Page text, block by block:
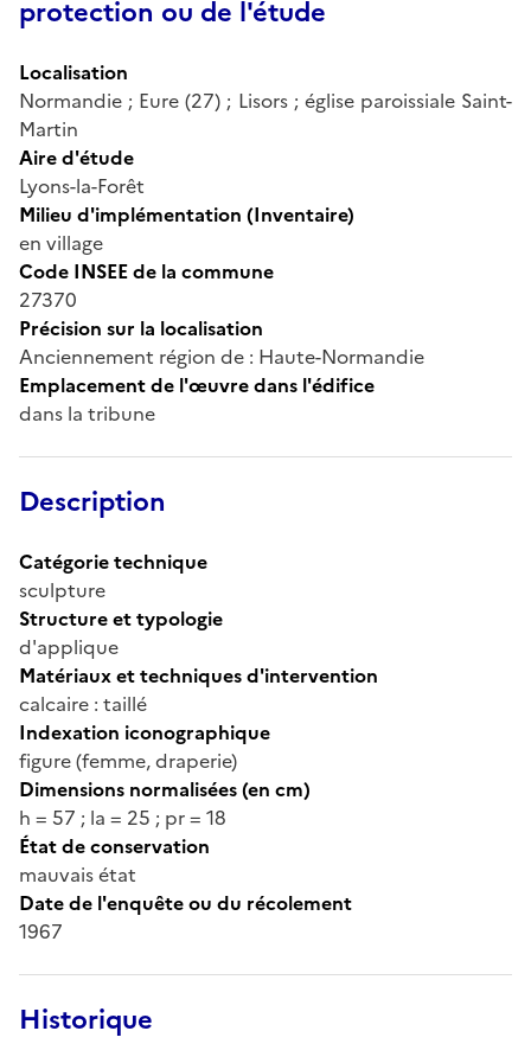
protection ou de l'étude
Localisation
Normandie ; Eure (27) ; Lisors ; église paroissiale Saint-
Martin
Aire d'étude
Lyons-la-Forêt
Milieu d'implémentation (Inventaire)
en village
Code INSEE de la commune
27370
Précision sur la localisation
Anciennement région de : Haute-Normandie
Emplacement de l'œuvre dans l'édifice
dans la tribune
Description
Catégorie technique
sculpture
Structure et typologie
d'applique
Matériaux et techniques d'intervention
calcaire : taillé
Indexation iconographique
figure (femme, draperie)
Dimensions normalisées (en cm)
h = 57 ; la = 25 ; pr = 18
État de conservation
mauvais état
Date de l'enquête ou du récolement
1967
Historique